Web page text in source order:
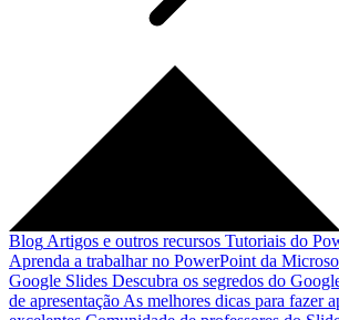
Blog Artigos e outros recursos Tutoriais do
Aprenda a trabalhar no PowerPoint da
Google Slides Descubra os segredos do
de apresentação As melhores dicas para fazer